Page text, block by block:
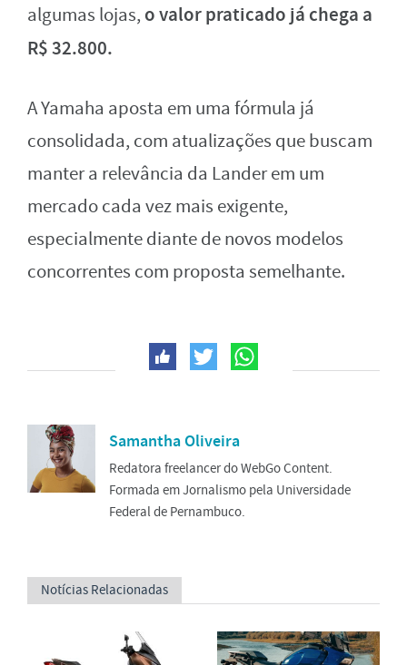
algumas lojas, o valor praticado já chega a
R$ 32.800.
A Yamaha aposta em uma fórmula já
consolidada, com atualizações que buscam
manter a relevância da Lander em um
mercado cada vez mais exigente,
especialmente diante de novos modelos
concorrentes com proposta semelhante.
Samantha Oliveira
Redatora freelancer do WebGo Content.
Formada em Jornalismo pela Universidade
Federal de Pernambuco.
Notícias Relacionadas